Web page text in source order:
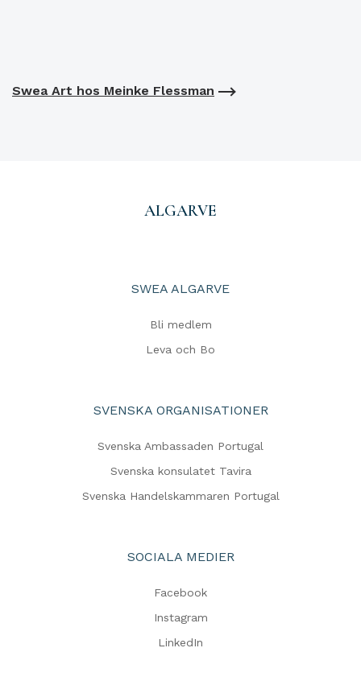
Swea Art hos Meinke Flessman
ALGARVE
SWEA ALGARVE
Bli medlem
Leva och Bo
SVENSKA ORGANISATIONER
Svenska Ambassaden Portugal
Svenska konsulatet Tavira
Svenska Handelskammaren Portugal
SOCIALA MEDIER
Facebook
Instagram
LinkedIn